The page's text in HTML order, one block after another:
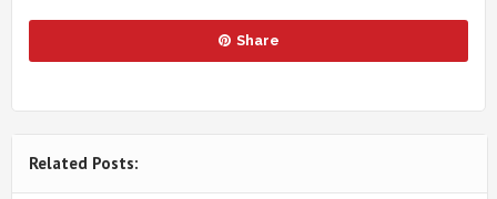
Share
Related Posts: